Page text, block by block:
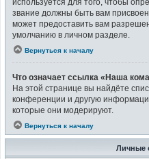
звание должны быть вам
может предоставить вам
умолчанию в личном разделе.
Вернуться к началу
Что означает ссылка «Наша
На этой странице вы найдёте
конференции и другую
которые они модерируют.
Вернуться к началу
Личные